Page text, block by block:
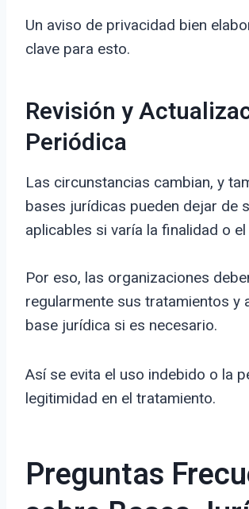
Un aviso de privacidad bien
clave para esto.
Revisión y
Periódica
Las circunstancias cambian, y
bases jurídicas pueden dejar de
aplicables si varía la finalidad o
Por eso, las organizaciones
regularmente sus tratamientos y
base jurídica si es necesario.
Así se evita el uso indebido o la
legitimidad en el tratamiento.
Preguntas